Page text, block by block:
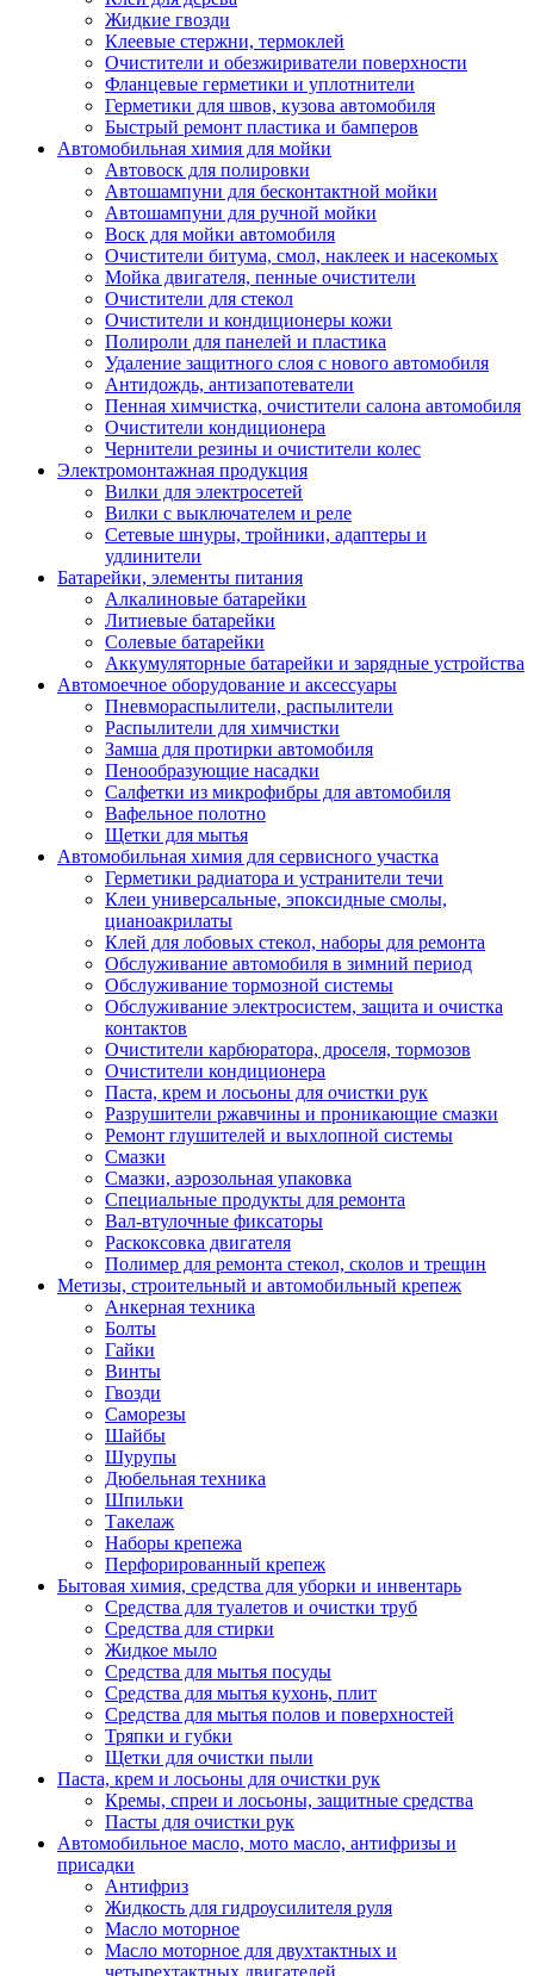
Жидкие гвозди
Клеевые стержни, термоклей
Очистители и обезжириватели поверхности
Фланцевые герметики и уплотнители
Герметики для швов, кузова автомобиля
Быстрый ремонт пластика и бамперов
Автомобильная химия для мойки
Автовоск для полировки
Автошампуни для бесконтактной мойки
Автошампуни для ручной мойки
Воск для мойки автомобиля
Очистители битума, смол, наклеек и насекомых
Мойка двигателя, пенные очистители
Очистители для стекол
Очистители и кондиционеры кожи
Полироли для панелей и пластика
Удаление защитного слоя с нового автомобиля
Антидождь, антизапотеватели
Пенная химчистка, очистители салона автомобиля
Очистители кондиционера
Чернители резины и очистители колес
Электромонтажная продукция
Вилки для электросетей
Вилки с выключателем и реле
Сетевые шнуры, тройники, адаптеры и
удлинители
Батарейки, элементы питания
Алкалиновые батарейки
Литиевые батарейки
Солевые батарейки
Аккумуляторные батарейки и зарядные устройства
Автомоечное оборудование и аксессуары
Пневмораспылители, распылители
Распылители для химчистки
Замша для протирки автомобиля
Пенообразующие насадки
Салфетки из микрофибры для автомобиля
Вафельное полотно
Щетки для мытья
Автомобильная химия для сервисного участка
Герметики радиатора и устранители течи
Клеи универсальные, эпоксидные смолы,
цианоакрилаты
Клей для лобовых стекол, наборы для ремонта
Обслуживание автомобиля в зимний период
Обслуживание тормозной системы
Обслуживание электросистем, защита и очистка
контактов
Очистители карбюратора, дроселя, тормозов
Очистители кондиционера
Паста, крем и лосьоны для очистки рук
Разрушители ржавчины и проникающие смазки
Ремонт глушителей и выхлопной системы
Смазки
Смазки, аэрозольная упаковка
Специальные продукты для ремонта
Вал-втулочные фиксаторы
Раскоксовка двигателя
Полимер для ремонта стекол, сколов и трещин
Метизы, строительный и автомобильный крепеж
Анкерная техника
Болты
Гайки
Винты
Гвозди
Саморезы
Шайбы
Шурупы
Дюбельная техника
Шпильки
Такелаж
Наборы крепежа
Перфорированный крепеж
Бытовая химия, средства для уборки и инвентарь
Средства для туалетов и очистки труб
Средства для стирки
Жидкое мыло
Средства для мытья посуды
Средства для мытья кухонь, плит
Средства для мытья полов и поверхностей
Тряпки и губки
Щетки для очистки пыли
Паста, крем и лосьоны для очистки рук
Кремы, спреи и лосьоны, защитные средства
Пасты для очистки рук
Автомобильное масло, мото масло, антифризы и
присадки
Антифриз
Жидкость для гидроусилителя руля
Масло моторное
Масло моторное для двухтактных и
четырехтактных двигателей